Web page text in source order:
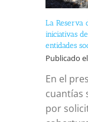
La Reserva
iniciativas
entidades
Publicado
En el
cuantías
por